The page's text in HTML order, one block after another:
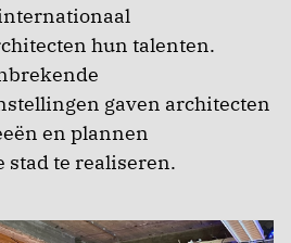
hun talenten.
gaven architecten
en plannen
te realiseren.